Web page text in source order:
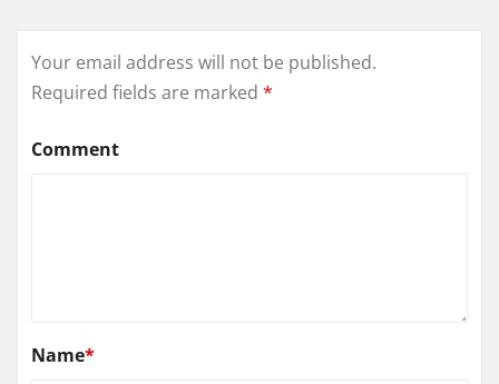
Your email address will not be published.
Required fields are marked *
Comment
Name*